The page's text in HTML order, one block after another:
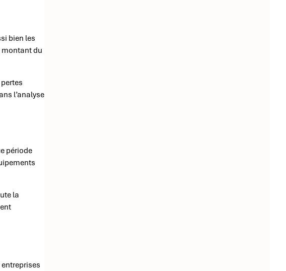
bien les
montant du
l’analyse
période
la